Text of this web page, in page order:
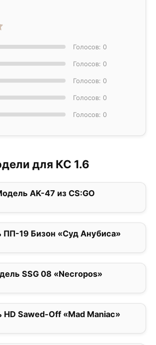
Голосов: 0
Голосов: 0
Голосов: 0
Голосов: 0
Голосов: 0
для КС 1.6
AK-47 из CS:GO
ПП-19 Бизон «Суд Анубиса»
SSG 08 «Necropos»
Sawed-Off «Mad Maniac»